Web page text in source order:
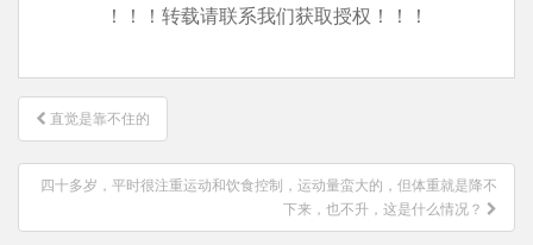
！！！转载请联系我们获取授权！！！
文
章
导
直觉是靠不住的
四十多岁，平时很注重运动和饮食控制，运动量蛮大的，但体重就是降不
下来，也不升，这是什么情况？